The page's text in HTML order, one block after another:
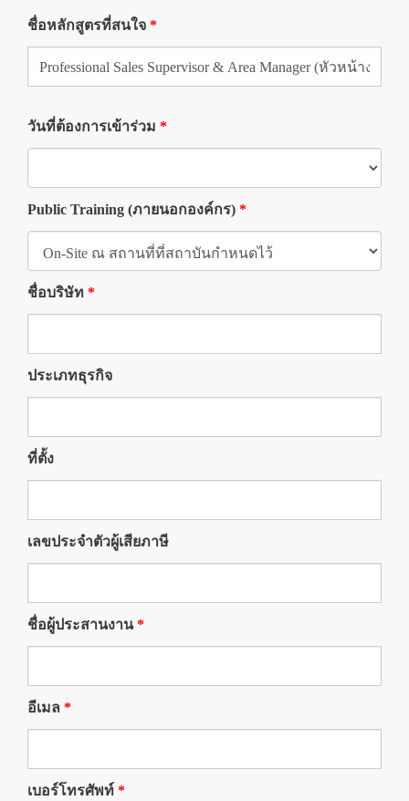
ชื่อหลักสูตรที่สนใจ *
วันที่ต้องการเข้าร่วม *
Public Training (ภายนอกองค์กร) *
ชื่อบริษัท *
ประเภทธุรกิจ
ที่ตั้ง
เลขประจำตัวผู้เสียภาษี
ชื่อผู้ประสานงาน*
อีเมล *
เบอร์โทรศัพท์ *